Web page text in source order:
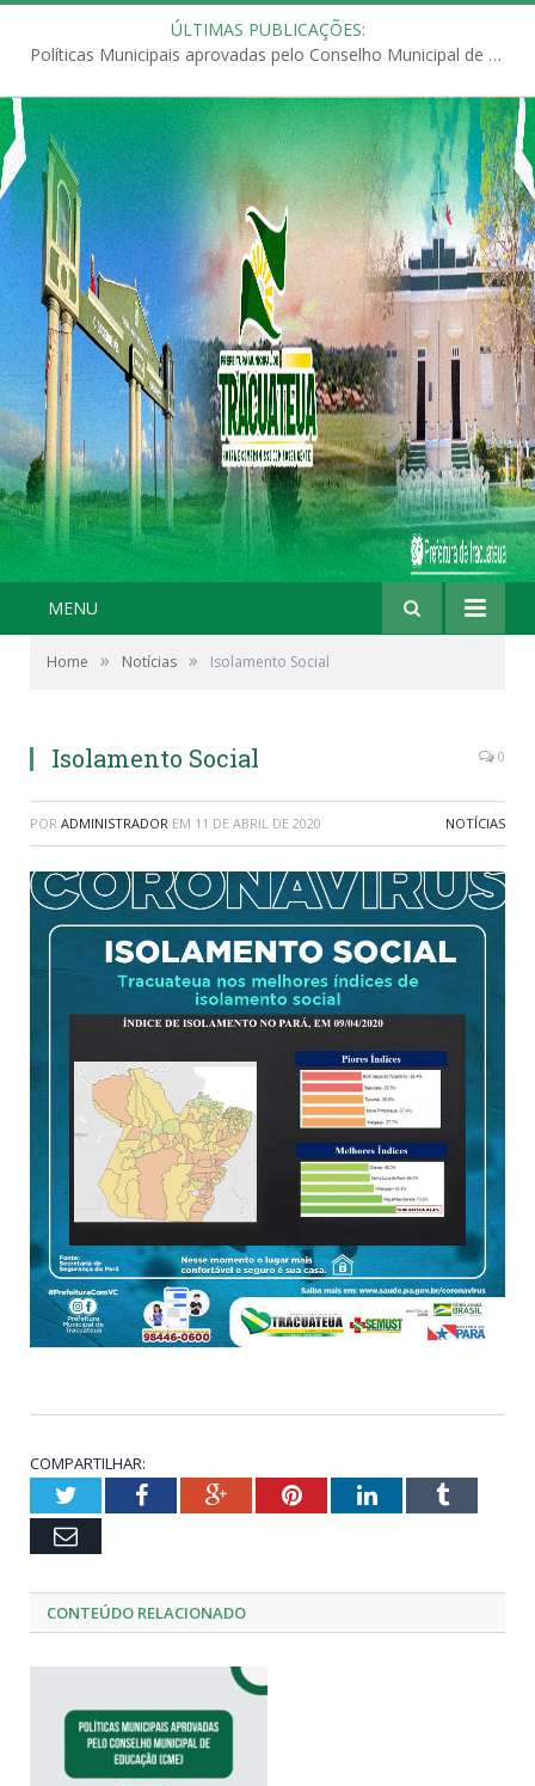
ÚLTIMAS PUBLICAÇÕES:
Políticas Municipais aprovadas pelo Conselho Municipal de Educação (CME)
MENU
Home » Notícias » Isolamento Social
Isolamento Social 0
POR ADMINISTRADOR EM 11 DE ABRIL DE 2020 NOTÍCIAS
COMPARTILHAR:
TwitterFacebookGoogle+PinterestLinkedInTumblr
Email
CONTEÚDO RELACIONADO